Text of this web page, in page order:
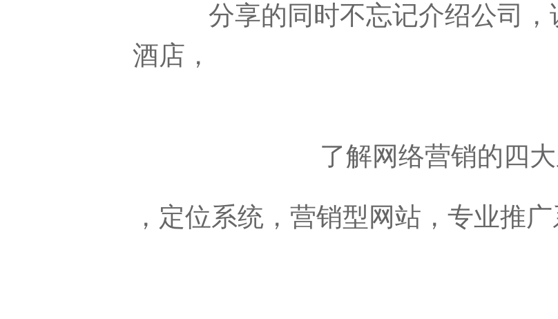
分享的同时不忘记介绍公司
酒店，
了解网络营销的四
， 定位系统，营销型网站，专业推